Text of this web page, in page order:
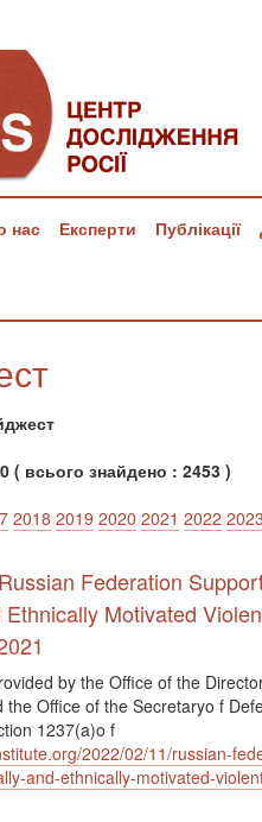
нас Експерти Публікації
( всього знайдено : 2453 )
2018 2019 2020 2021 2022
Federation
Motivated
by the Office of the
the Office of the Secretaryo f
1237(a)o f
2022/02/11/russian-
and-ethnically-motivated-